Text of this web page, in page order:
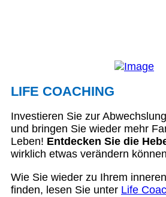
LIFE COACHING
Investieren Sie zur
und bringen Sie wieder mehr
Leben! Entdecken Sie die
wirklich etwas verändern
Wie Sie wieder zu Ihrem
finden, lesen Sie unter Life